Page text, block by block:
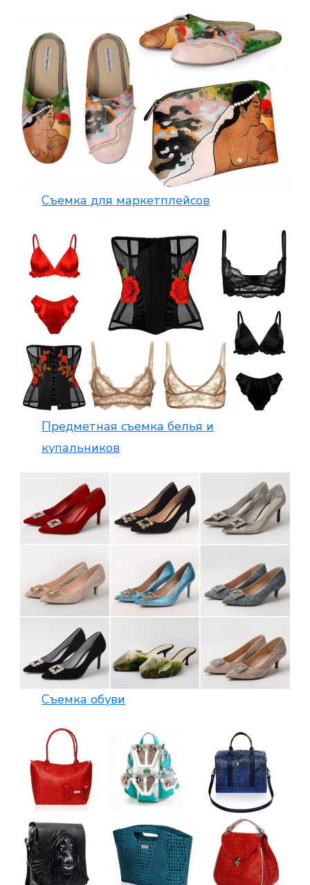
Съемка для маркетплейсов
Предметная съемка белья и
купальников
Съемка обуви